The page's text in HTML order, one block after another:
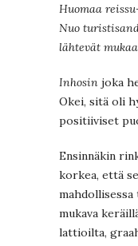
Huomaa
Nuo
lähtevät
Inhosin joka
Okei, sitä oli
positiiviset
Ensinnäkin
korkea, että
mukava
lattioilta,